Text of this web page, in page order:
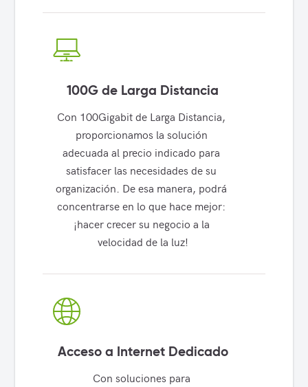
100G de Larga Distancia
Con 100Gigabit de Larga Distancia,
proporcionamos la solución
adecuada al precio indicado para
satisfacer las necesidades de su
organización. De esa manera, podrá
concentrarse en lo que hace mejor:
¡hacer crecer su negocio a la
velocidad de la luz!
Acceso a Internet Dedicado
Con soluciones para